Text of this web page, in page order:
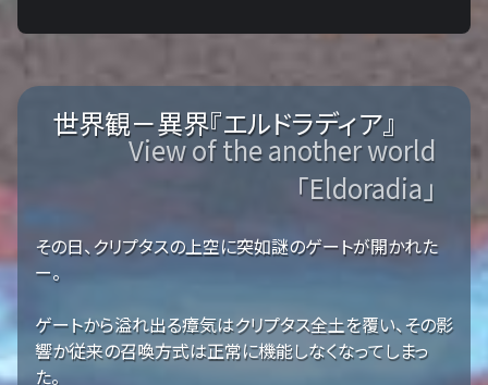
世界観－異界『エルドラディア』
View of the another world
「Eldoradia」
その日、クリプタスの上空に突如謎のゲートが開かれた
ー。
ゲートから溢れ出る瘴気はクリプタス全土を覆い、その影
響か従来の召喚方式は正常に機能しなくなってしまっ
た。